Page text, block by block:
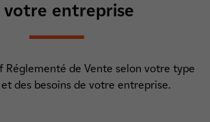
votre entreprise
Réglementé de Vente selon votre type
des besoins de votre entreprise.